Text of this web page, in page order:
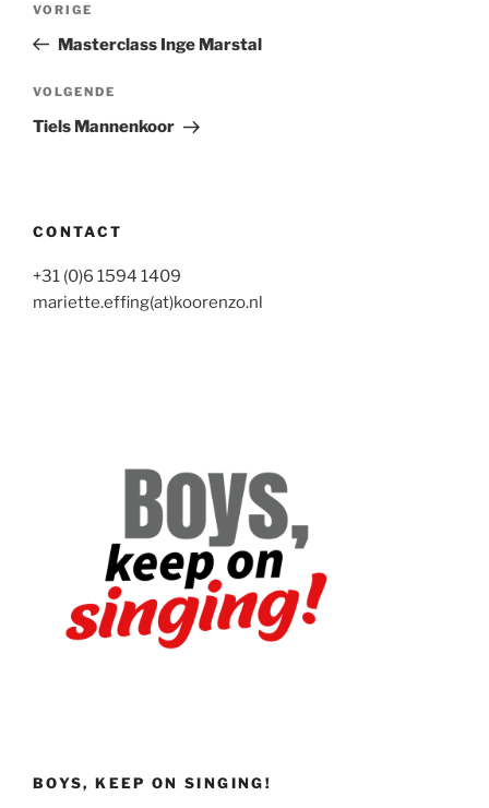
Vorig
bericht
VORIGE
Masterclass Inge Marstal
Volgend
bericht
VOLGENDE
Tiels Mannenkoor
CONTACT
+31 (0)6 1594 1409
mariette.effing(at)koorenzo.nl
BOYS, KEEP ON SINGING!